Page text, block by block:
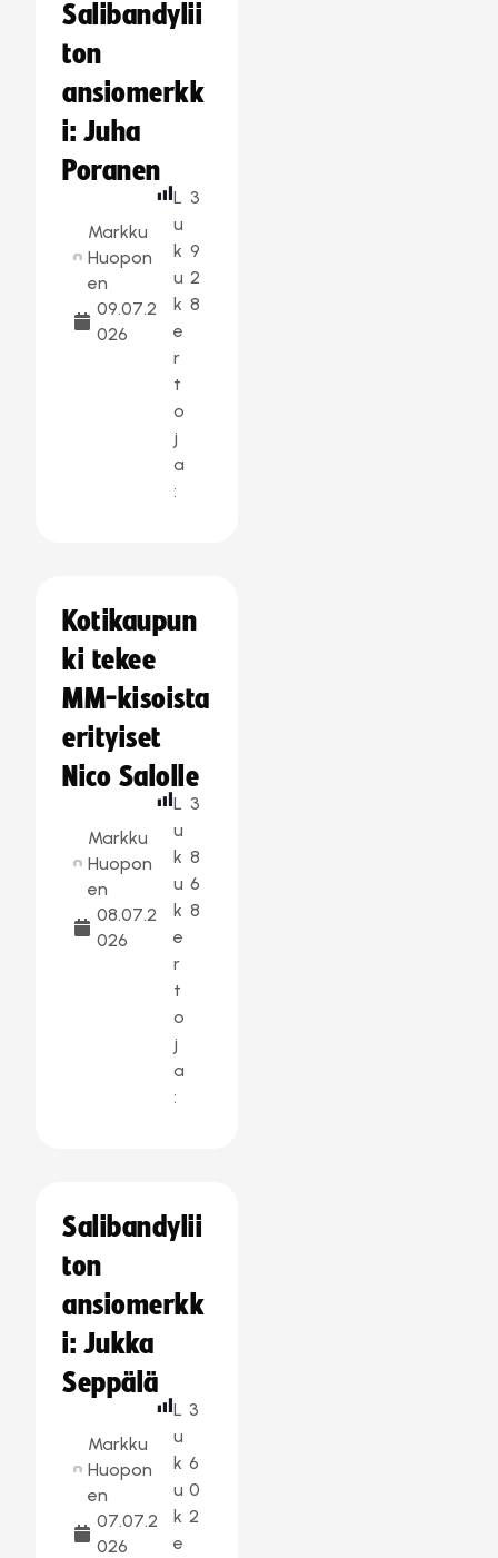
Salibandylii
ton
ansiomerkk
i: Juha
Poranen
Markku
Huopon
en
09.07.2
026
L
u
k
u
k
e
r
t
o
j
a
:
3
9
2
8
Kotikaupun
ki tekee
MM-kisoista
erityiset
Nico Salolle
Markku
Huopon
en
08.07.2
026
L
u
k
u
k
e
r
t
o
j
a
:
3
8
6
8
Salibandylii
ton
ansiomerkk
i: Jukka
Seppälä
Markku
Huopon
en
07.07.2
026
L
u
k
u
k
e
3
6
0
2